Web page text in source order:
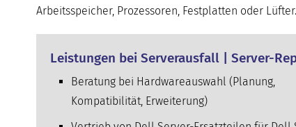
Arbeitsspeicher, Prozessoren, Festplatten oder Lüfter.
Leistungen bei Serverausfall | Server-
Beratung bei Hardwareauswahl (Planung,
Kompatibilität, Erweiterung)